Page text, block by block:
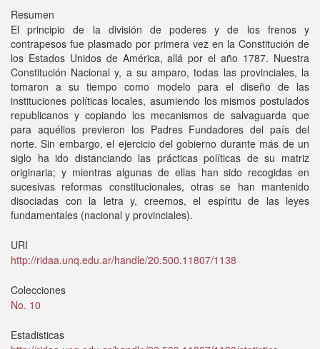
Resumen
El principio de la división de poderes y de los frenos y
contrapesos fue plasmado por primera vez en la Constitución de
los Estados Unidos de América, allá por el año 1787. Nuestra
Constitución Nacional y, a su amparo, todas las provinciales, la
tomaron a su tiempo como modelo para el diseño de las
instituciones políticas locales, asumiendo los mismos postulados
republicanos y copiando los mecanismos de salvaguarda que
para aquéllos previeron los Padres Fundadores del país del
norte. Sin embargo, el ejercicio del gobierno durante más de un
siglo ha ido distanciando las prácticas políticas de su matriz
originaria; y mientras algunas de ellas han sido recogidas en
sucesivas reformas constitucionales, otras se han mantenido
disociadas con la letra y, creemos, el espíritu de las leyes
fundamentales (nacional y provinciales).
URI
http://ridaa.unq.edu.ar/handle/20.500.11807/1138
Colecciones
No. 10
Estadisticas